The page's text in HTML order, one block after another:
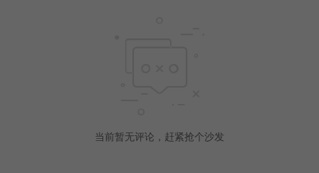
当前暂无评论，赶紧抢个沙发